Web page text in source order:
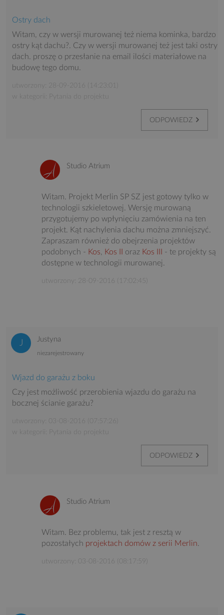
Ostry dach
Witam, czy w wersji murowanej też niema kominka, bardzo
ostry kąt dachu?. Czy w wersji murowanej też jest taki ostry
dach. proszę o przesłanie na email ilości materiałowe na
budowę tego domu.
utworzony: 28-09-2016 (14:23:01)
w kategorii: Pytania do projektu
ODPOWIEDZ
Studio Atrium
Witam. Projekt Merlin SP SZ jest gotowy tylko w
technologii szkieletowej. Wersję murowaną
przygotujemy po wpłynięciu zamówienia na ten
projekt. Kąt nachylenia dachu można zmniejszyć.
Zapraszam również do obejrzenia projektów
podobnych - Kos Kos II oraz Kos III - te projekty są
dostępne w technologii murowanej.
utworzony: 28-09-2016 (17:02:45)
Justyna
niezarejestrowany
Wjazd do garażu z boku
Czy jest możliwość przerobienia wjazdu do garażu na
bocznej ścianie garażu?
utworzony: 03-08-2016 (07:57:26)
w kategorii: Pytania do projektu
ODPOWIEDZ
Studio Atrium
Witam. Bez problemu, tak jest z resztą w
pozostałych projektach domów z serii Merlin
utworzony: 03-08-2016 (08:17:59)